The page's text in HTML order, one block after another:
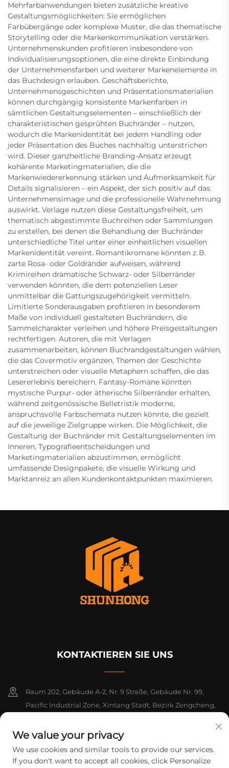
Mehrfarbanwendungen bieten zusätzliche kreative
Gestaltungsmöglichkeiten: Sie ermöglichen
Farbübergänge oder komplexe Muster, die das thematische
Storytelling oder die Markenkommunikation verstärken.
Unternehmenskunden profitieren insbesondere von
Individualisierungsoptionen, die eine direkte Einbindung
der Unternehmensfarben und weiterer Markenelemente in
das Buchdesign erlauben. Geschäftsberichte,
Unternehmensgeschichten und Präsentationsmaterialien
können durchgängig konsistente Markenfarben in
sämtlichen Gestaltungselementen – einschließlich der
charakteristischen gesprühten Buchränder – nutzen,
wodurch die Markenidentität bei jedem Handling oder
jeder Präsentation des Buches nachhaltig unterstrichen
wird. Dieser ganzheitliche Branding-Ansatz erzeugt
kohärente Marketingmaterialien, die die
Markenwiedererkennung stärken und Aufmerksamkeit für
Details signalisieren – ein Aspekt, der sich positiv auf das
Unternehmensimage und die professionelle Wahrnehmung
auswirkt. Verlage nutzen diese Gestaltungsfreiheit, um
thematisch abgestimmte Buchreihen oder Sammlungen
zu erstellen, bei denen die Behandlung der Buchränder
unterschiedliche Titel unter einer einheitlichen visuellen
Markenidentität vereint. Romantikromane könnten z. B.
zarte Rosa- oder Goldränder aufweisen, während
Krimireihen dramatische Schwarz- oder Silberränder
verwenden könnten, die dem potenziellen Leser
unmittelbar die Gattungszugehörigkeit vermitteln.
Limitierte Sonderausgaben profitieren in besonderem
Maße von individuell gestalteten Buchrändern, die
Sammelcharakter verleihen und höhere Preisgestaltungen
rechtfertigen. Autoren, die mit Verlagen
zusammenarbeiten, können Buchrandgestaltungen wählen,
die das Covermotiv ergänzen, Themen der Geschichte
unterstreichen oder visuelle Metaphern schaffen, die das
Lesererlebnis bereichern. Fantasy-Romane könnten
mystische Purpur- oder ätherische Silberränder erhalten,
während zeitgenössische Belletristik moderne,
anspruchsvolle Farbschemata nutzen könnte, die gezielt
auf die jeweilige Zielgruppe wirken. Die Möglichkeit, die
Gestaltung der Buchränder mit Gestaltungselementen im
Inneren, Typografieentscheidungen und
Marketingmaterialien abzustimmen, ermöglicht
umfassende Designpakete, die visuelle Wirkung und
Marktanreiz an allen Kundenkontaktpunkten maximieren.
KONTAKTIEREN SIE UNS
Raum 202, Gebäude A-2, Nr. 9 Straße, Gebäude Nr. 99,
Pacific Industrial Zone, Xintang Stadt, Bezirk Zengcheng,
+86-18925142858
[email protected]
We value your privacy
We use cookies and similar tools to provide our services.
If you don't want to accept all cookies, click Personalize